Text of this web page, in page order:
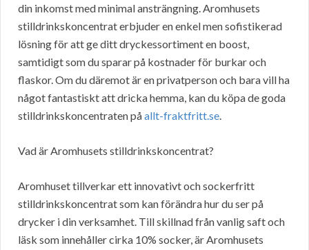
din inkomst med minimal ansträngning. Aromhusets
stilldrinkskoncentrat erbjuder en enkel men sofistikerad
lösning för att ge ditt dryckessortiment en boost,
samtidigt som du sparar på kostnader för burkar och
flaskor. Om du däremot är en privatperson och bara vill ha
något fantastiskt att dricka hemma, kan du köpa de goda
stilldrinkskoncentraten påallt-fraktfritt.se.
Vad är Aromhusets stilldrinkskoncentrat?
Aromhuset tillverkar ett innovativt och sockerfritt
stilldrinkskoncentrat som kan förändra hur du ser på
drycker i din verksamhet. Till skillnad från vanlig saft och
läsk som innehåller cirka 10% socker, är Aromhusets